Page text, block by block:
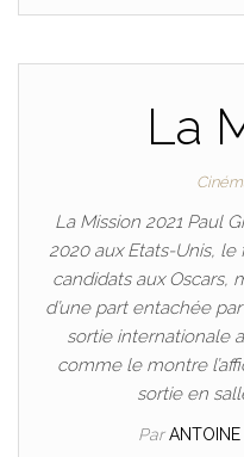
La
La Mission 2021 Paul
2020 aux Etats-Unis,
candidats aux Oscars,
d’une part entachée
sortie internationale
comme le montre
sortie en
ParANTOINE